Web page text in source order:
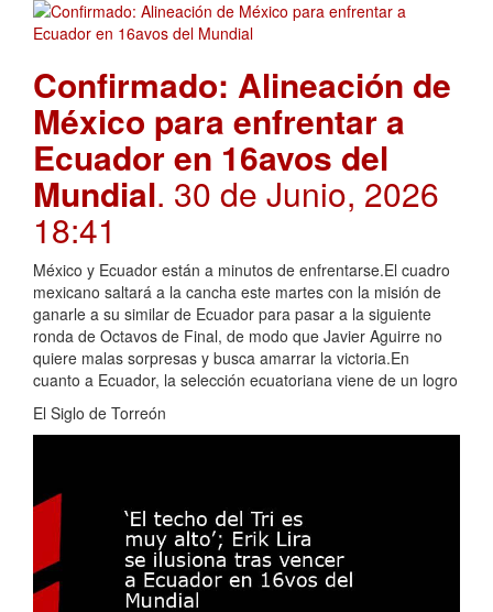
Confirmado: Alineación de
México para enfrentar a
Ecuador en 16avos del
Mundial. 30 de Junio, 2026
18:41
México y Ecuador están a minutos de enfrentarse.El cuadro
mexicano saltará a la cancha este martes con la misión de
ganarle a su similar de Ecuador para pasar a la siguiente
ronda de Octavos de Final, de modo que Javier Aguirre no
quiere malas sorpresas y busca amarrar la victoria.En
cuanto a Ecuador, la selección ecuatoriana viene de un logro
El Siglo de Torreón